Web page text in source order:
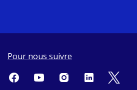
Pour nous suivre